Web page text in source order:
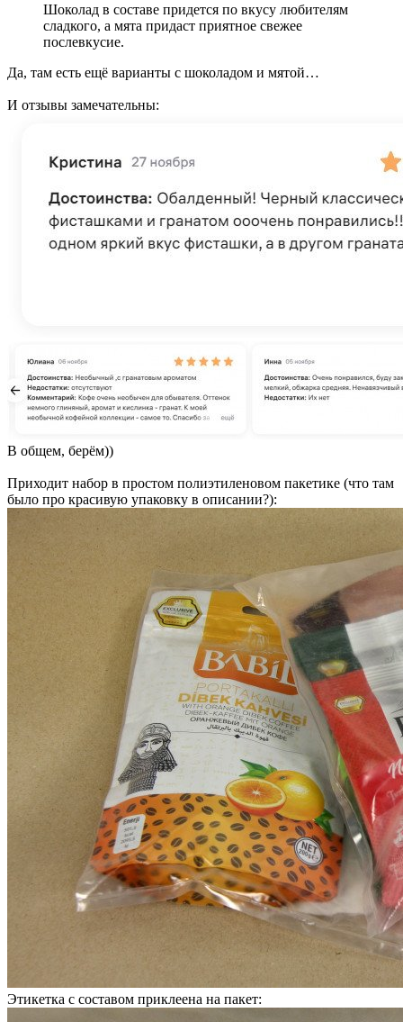
Шоколад в составе придется по вкусу любителям
сладкого, а мята придаст приятное свежее
послевкусие.
Да, там есть ещё варианты с шоколадом и мятой…
И отзывы замечательны:
В общем, берём))
Приходит набор в простом полиэтиленовом пакетике (что там
было про красивую упаковку в описании?):
Этикетка с составом приклеена на пакет: